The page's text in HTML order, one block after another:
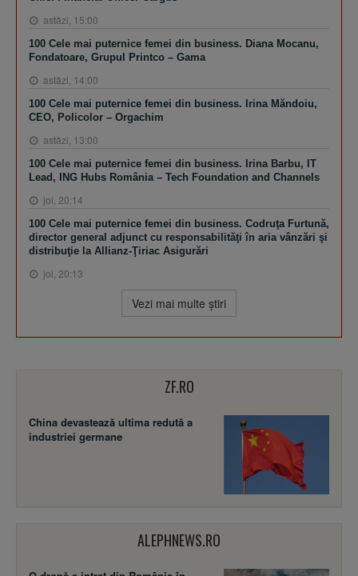
astăzi, 15:00
100 Cele mai puternice femei din business. Diana Mocanu,
Fondatoare, Grupul Printco – Gama
astăzi, 14:00
100 Cele mai puternice femei din business. Irina Măndoiu,
CEO, Policolor – Orgachim
astăzi, 13:00
100 Cele mai puternice femei din business. Irina Barbu, IT
Lead, ING Hubs România – Tech Foundation and Channels
joi, 20:14
100 Cele mai puternice femei din business. Codruţa Furtună,
director general adjunct cu responsabilităţi în aria vânzări şi
distribuţie la Allianz-Ţiriac Asigurări
joi, 20:13
Vezi mai multe ştiri
ZF.RO
China devastează ultima redută a
industriei germane
ALEPHNEWS.RO